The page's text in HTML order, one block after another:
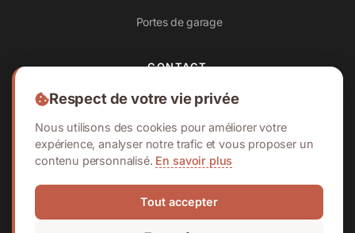
Portes de garage
CONTACT
Batterie Bémont 208
1932 Bovernier, Valais
+41 76 340 28 69
info@storesplus-services.ch
Respect de votre vie privée
Nous utilisons des cookies pour améliorer votre
expérience, analyser notre trafic et vous proposer un
contenu personnalisé. En savoir plus
Tout accepter